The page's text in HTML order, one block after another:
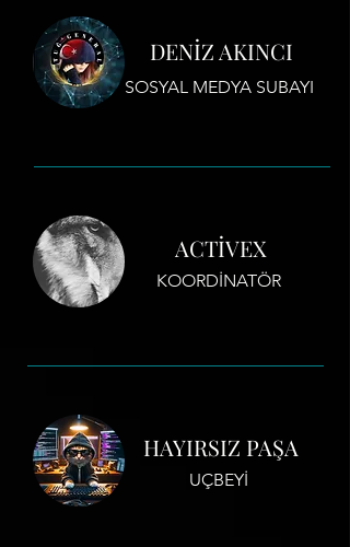
DENİZ AKINCI
SOSYAL MEDYA SUBAYI
ACTİVEX
KOORDİNATÖR
HAYIRSIZ PAŞA
UÇBEYİ